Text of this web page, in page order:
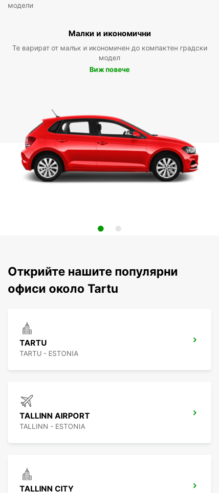
модели
Малки и икономични
Те варират от малък и икономичен до компактен градски
модел
Виж повече
Открийте нашите популярни
офиси около Tartu
TARTU
TARTU - ESTONIA
TALLINN AIRPORT
TALLINN - ESTONIA
TALLINN CITY